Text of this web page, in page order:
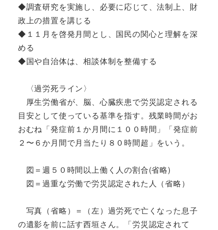
◆調査研究を実施し、必要に応じて、法制上、財
政上の措置を講じる
◆１１月を啓発月間とし、国民の関心と理解を深
める
◆国や自治体は、相談体制を整備する
〈過労死ライン〉
厚生労働省が、脳、心臓疾患で労災認定される
目安として使っている基準を指す。残業時間がお
おむね「発症前１か月間に１００時間」「発症前
２〜６か月間で月当たり８０時間超」をいう。
図＝週５０時間以上働く人の割合(省略)
図＝過重な労働で労災認定された人（省略）
写真（省略）＝（左）過労死で亡くなった息子
の遺影を前に話す西垣さん。「労災認定されて